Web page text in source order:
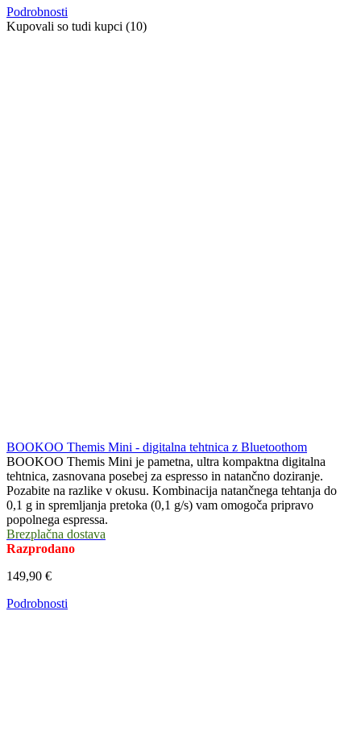
Podrobnosti
Kupovali so tudi kupci (10)
BOOKOO Themis Mini - digitalna tehtnica z Bluetoothom
BOOKOO Themis Mini je pametna, ultra kompaktna digitalna
tehtnica, zasnovana posebej za espresso in natančno doziranje.
Pozabite na razlike v okusu. Kombinacija natančnega tehtanja do
0,1 g in spremljanja pretoka (0,1 g/s) vam omogoča pripravo
popolnega espressa.
Brezplačna dostava
Razprodano
149,90 €
Podrobnosti